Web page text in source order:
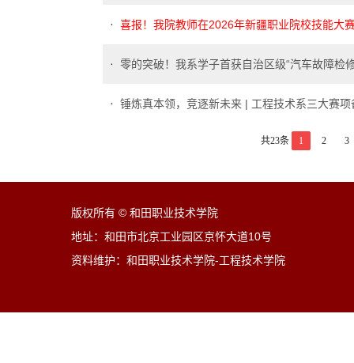
喜报！我院教师在2026年新疆职业院校技能大
零的突破！我系学子首获自治区级“汽车故障检
锤炼真本领，竞逐新未来 | 工程技术系三大赛
共23条 1 2 3
版权所有 © 和田职业技术学院
地址：和田市北京工业园区京怀大道10号
资料维护：和田职业技术学院-工程技术学院